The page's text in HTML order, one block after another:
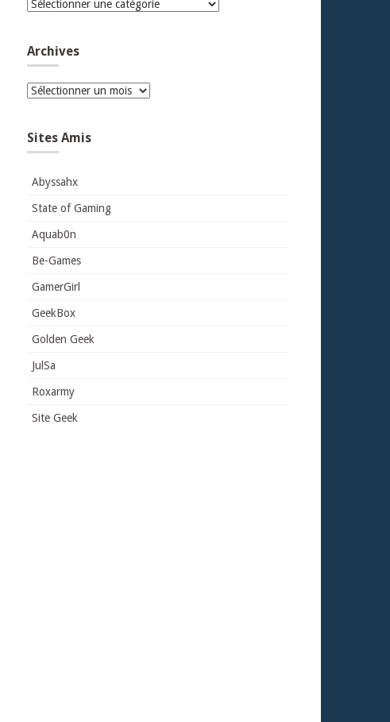
Catégories
Archives
Archives
Sites Amis
Abyssahx
State of Gaming
Aquab0n
Be-Games
GamerGirl
GeekBox
Golden Geek
JulSa
Roxarmy
Site Geek